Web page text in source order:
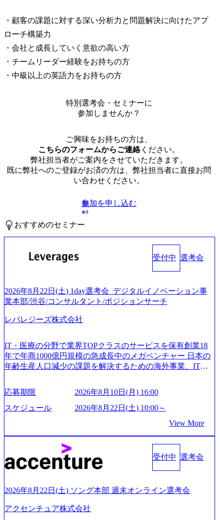
・顧客の課題に対する深い分析力と問題解決に向けたアプ
ローチ構築力
・会社と成長していく意欲の高い方
・チームリーダー経験をお持ちの方
・中級以上の英語力をお持ちの方
特別選考会・セミナーに
参加しませんか？
ご興味をお持ちの方は、
こちらのフォームからご連絡ください。
弊社担当者がご案内をさせていただきます。
既に弊社へのご登録がお済の方は、弊社担当者に直接お問
い合わせください。
無
料
参加を申し込む
おすすめのセミナー
受付中 選考会
2026年8月22日(土) 1day選考会_デジタルイノベーション事
業本部/渋谷/コンサルタント/ポジションサーチ
レバレジーズ株式会社
IT・医療の分野で業界TOPクラスのサービスを保有創業18
年で年商1000億円規模の急成長中のメガベンチャー 日本の
年齢生産人口減少の課題を解決するための海外事業、IT事
以上の事業を展開する オールインハウスの組織体制をとっ
ており社内で新しい事業開発などの人員調達できる 独立資
本経営をとっており、事業創造の自由度が高い https://storag
s/20240925162633_7242d0de-3e54-4f03-b076-00318d5c0dff_120
0x644.webp レバレジーズ株式会社 会社説明資料 (https://spea
kerdeck.com/leverages/leverages-hui-she-shao-jie-zi-liao-zhong-tu-
cai-yong-xiang-ke) 「働く人」「事業・サービス」「カルチャ
ー」など、レバレジーズのリアルを取り上げています！ (htt
「外国人留学生等受入環境整備事業委託業務」を受託 (http
s://prtimes.jp/main/html/rd/p/000000612.000010591.html) レバレ
ジーズ、モチベーション管理システム「NALYSYS」リリー
応募期限
2026年8月10日(月) 16:00
スケジュール
2026年8月22日(土) 10:00～
View More
受付中 選考会
2026年8月22日(土) ソング本部 週末オンライン選考会
アクセンチュア株式会社